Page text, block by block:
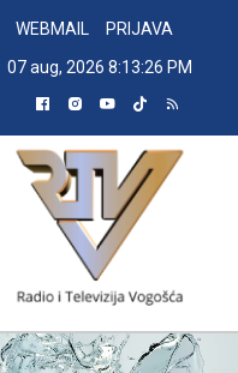
WEBMAIL
PRIJAVA
07 aug, 2026 8:13:27 PM
RADIO TELEVIZIJA